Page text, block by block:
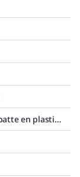
languette/patte en plastique